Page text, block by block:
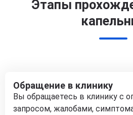
Этапы
Обращение в клинику
Вы обращаетесь в клинику с
запросом, жалобами,